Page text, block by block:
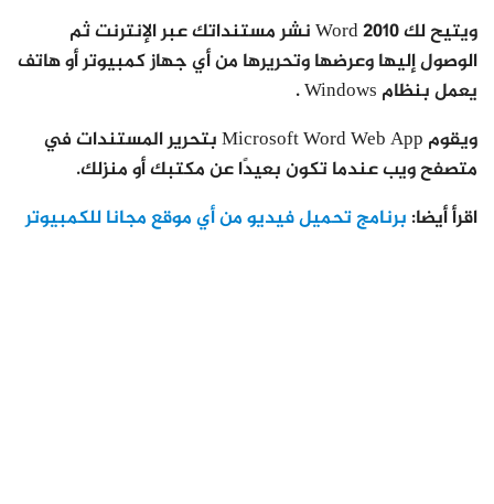
ويتيح لك Word 2010 نشر مستنداتك عبر الإنترنت ثم
الوصول إليها وعرضها وتحريرها من أي جهاز كمبيوتر أو هاتف
يعمل بنظام Windows .
ويقوم Microsoft Word Web App بتحرير المستندات في
متصفح ويب عندما تكون بعيدًا عن مكتبك أو منزلك.
اقرأ أيضا: برنامج تحميل فيديو من أي موقع مجانا للكمبيوتر